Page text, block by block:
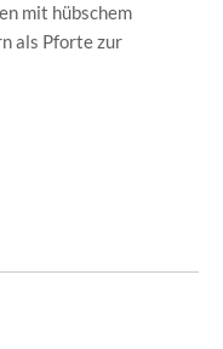
mit hübschem
als Pforte zur